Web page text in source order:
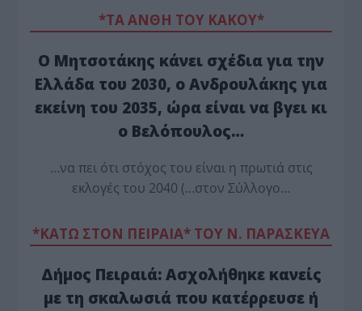
*ΤΑ ΆΝΘΗ ΤΟΥ ΚΑΚΟΎ*
Ο Μητσοτάκης κάνει σχέδια για την
Ελλάδα του 2030, ο Ανδρουλάκης για
εκείνη του 2035, ώρα είναι να βγει κι
ο Βελόπουλος…
…να πει ότι στόχος του είναι η πρωτιά στις
εκλογές του 2040 (…στον Σύλλογο…
*ΚΑΤΩ ΣΤΟΝ ΠΕΙΡΑΙΑ* ΤΟΥ Ν. ΠΑΡΑΣΚΕΥΑ
Δήμος Πειραιά: Ασχολήθηκε κανείς
με τη σκαλωσιά που κατέρρευσε ή